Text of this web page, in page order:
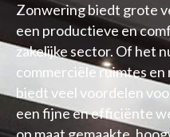
Zonwering biedt grote
een productieve en
zakelijke sector. Of het
commerciële ruimtes
biedt veel voordelen
een fijne en efficiënte